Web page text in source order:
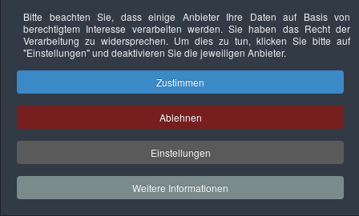
Datenschutzerklärung Urheberrechtsnachweise Nachhaltigkeit
Copyright © 2026. Bundesverband Deutscher
Sachverständiger und Fachgutachter e.V..
Bitte beachten Sie, dass einige Anbieter Ihre Daten auf Basis von
berechtigtem Interesse verarbeiten werden. Sie haben das Recht der
Verarbeitung zu widersprechen. Um dies zu tun, klicken Sie bitte auf
"Einstellungen"und deaktivieren Sie die jeweiligen Anbieter.
Zustimmen
Ablehnen
Einstellungen
Weitere Informationen